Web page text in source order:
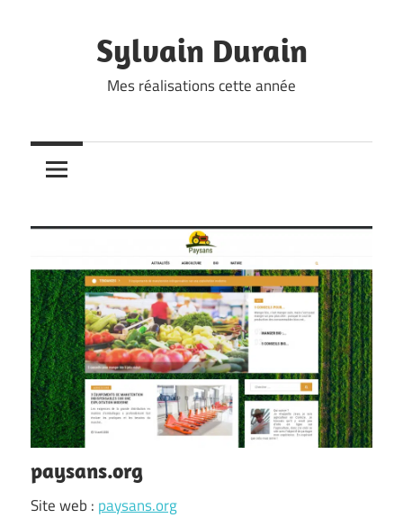
Sylvain Durain
Mes réalisations cette année
paysans.org
Site web : paysans.org